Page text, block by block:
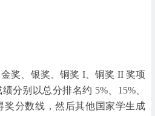
奖、银奖、铜奖 I、铜奖 II 奖项
分别以总分排名约 5%、15%、
奖分数线，然后其他国家学生成